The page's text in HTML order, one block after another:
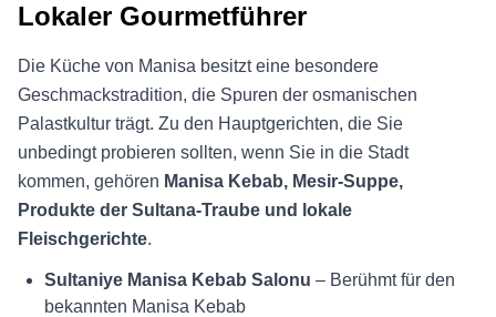
Lokaler Gourmetführer
Die Küche von Manisa besitzt eine besondere
Geschmackstradition, die Spuren der osmanischen
Palastkultur trägt. Zu den Hauptgerichten, die Sie
unbedingt probieren sollten, wenn Sie in die Stadt
kommen, gehören Manisa Kebab, Mesir-Suppe,
Produkte der Sultana-Traube und lokale
Fleischgerichte.
Sultaniye Manisa Kebab Salonu – Berühmt für den
bekannten Manisa Kebab